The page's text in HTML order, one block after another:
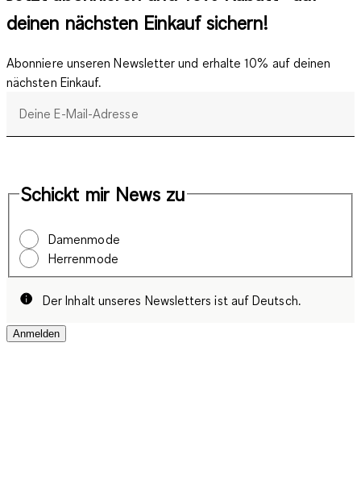
deinen nächsten Einkauf sichern!
Abonniere unseren Newsletter und erhalte 10% auf deinen
nächsten Einkauf.
Deine E-Mail-Adresse
Schickt mir News zu
Damenmode
Herrenmode
Der Inhalt unseres Newsletters ist auf Deutsch.
Anmelden